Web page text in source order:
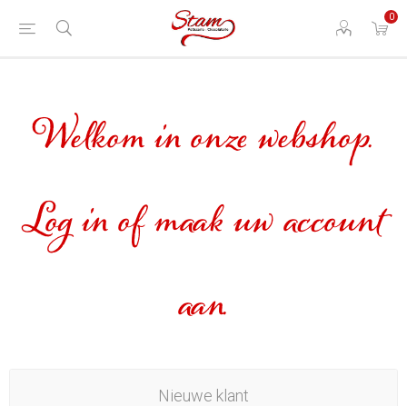
0
Welkom in onze webshop.
Log in of maak uw account
aan.
Nieuwe klant